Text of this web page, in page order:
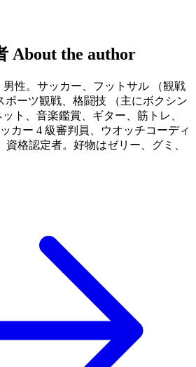
About the author
男性。サッカー、フットサル （観戦
ポーツ観戦、格闘技 （主にボクシン
ト、音楽鑑賞、ギター、筋トレ、
カー 4 級審判員、ウオッチコーディ
資格認定者。好物はゼリー、グミ、